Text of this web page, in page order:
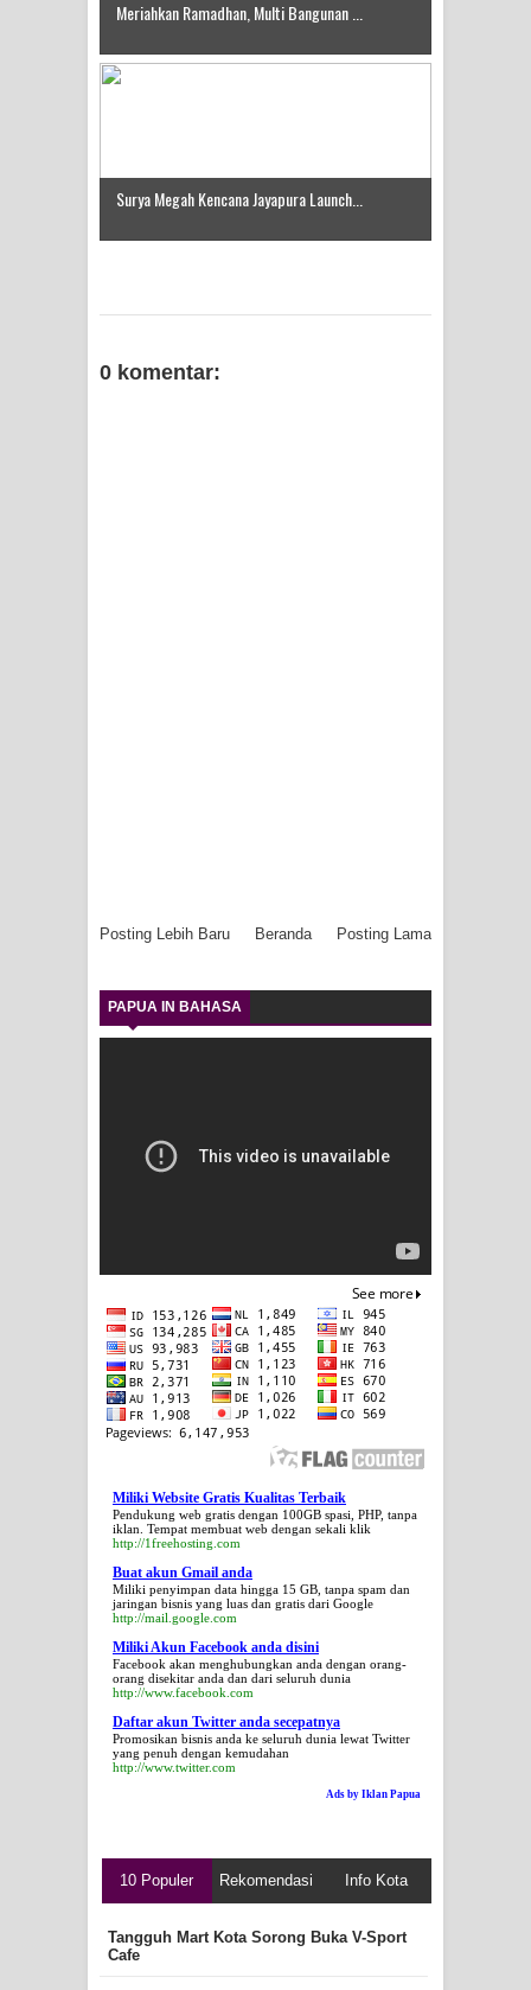
Meriahkan Ramadhan, Multi Bangunan ...
Surya Megah Kencana Jayapura Launch...
0 komentar:
Posting Lebih Baru Posting Lama
Beranda
PAPUA IN BAHASA
Miliki Website Gratis Kualitas Terbaik
Pendukung web gratis dengan 100GB spasi, PHP, tanpa
iklan. Tempat membuat web dengan sekali klik
http://1freehosting.com
Buat akun Gmail anda
Miliki penyimpan data hingga 15 GB, tanpa spam dan
jaringan bisnis yang luas dan gratis dari Google
http://mail.google.com
Miliki Akun Facebook anda disini
Facebook akan menghubungkan anda dengan orang-
orang disekitar anda dan dari seluruh dunia
http://www.facebook.com
Daftar akun Twitter anda secepatnya
Promosikan bisnis anda ke seluruh dunia lewat Twitter
yang penuh dengan kemudahan
http://www.twitter.com
Ads by Iklan Papua
10 Populer Rekomendasi Info Kota
Tangguh Mart Kota Sorong Buka V-Sport
Cafe